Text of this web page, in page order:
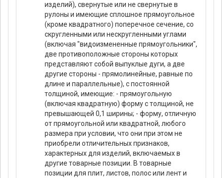
изделий), свернутые или не свернутые в
рулоны и имеющие сплошное прямоугольное
(кроме квадратного) поперечное сечение, со
скругленными или нескругленными углами
(включая "видоизмененные прямоугольники",
две противоположные стороны которых
представляют собой выпуклые дуги, а две
другие стороны - прямолинейные, равные по
длине и параллельные), с постоянной
толщиной, имеющие: - прямоугольную
(включая квадратную) форму с толщиной, не
превышающей 0,1 ширины; - форму, отличную
от прямоугольной или квадратной, любого
размера при условии, что они при этом не
приобрели отличительных признаков,
характерных для изделий, включаемых в
другие товарные позиции. В товарные
позиции для плит, листов, полос или лент и